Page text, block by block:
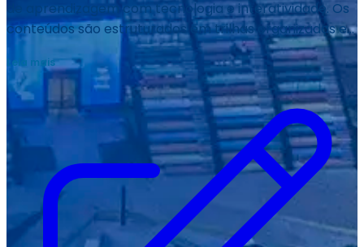
de aprendizagem com tecnologia e interatividade. Os
conteúdos são estruturados em trilhas organizadas e
objetivas. Videoaulas, materiais complementares e
atividades práticas estimulam a autonomia. O
estudante desenvolve competências com
acompanhamento acadêmico permanente. A
proposta integra teoria aplicada e conexão com o
mercado. Um aprendizado flexível com qualidade e
padrão da Unit.